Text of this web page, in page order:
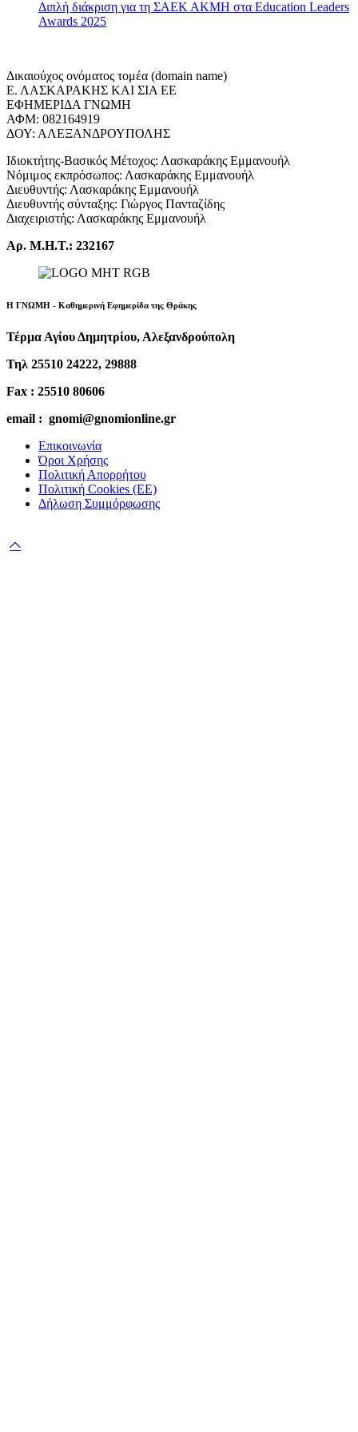
Διπλή διάκριση για τη ΣΑΕΚ ΑΚΜΗ στα Education Leaders
Awards 2025
Δικαιούχος ονόματος τομέα (domain name)
Ε. ΛΑΣΚΑΡΑΚΗΣ ΚΑΙ ΣΙΑ ΕΕ
ΕΦΗΜΕΡΙΔΑ ΓΝΩΜΗ
ΑΦΜ: 082164919
ΔΟΥ: ΑΛΕΞΑΝΔΡΟΥΠΟΛΗΣ
Ιδιοκτήτης-Βασικός Μέτοχος: Λασκαράκης Εμμανουήλ
Νόμιμος εκπρόσωπος: Λασκαράκης Εμμανουήλ
Διευθυντής: Λασκαράκης Εμμανουήλ
Διευθυντής σύνταξης: Γιώργος Πανταζίδης
Διαχειριστής: Λασκαράκης Εμμανουήλ
Αρ. Μ.Η.Τ.: 232167
Η ΓΝΩΜΗ - Καθημερινή Εφημερίδα της Θράκης
Τέρμα Αγίου Δημητρίου, Αλεξανδρούπολη
Τηλ 25510 24222, 29888
Fax : 25510 80606
email : gnomi@gnomionline.gr
Επικοινωνία
Όροι Χρήσης
Πολιτική Απορρήτου
Πολιτική Cookies (ΕΕ)
Δήλωση Συμμόρφωσης